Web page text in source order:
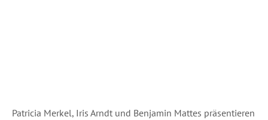
Patri­cia Mer­kel, Iris Arndt und Ben­ja­min Mat­tes prä­sen­tie­ren